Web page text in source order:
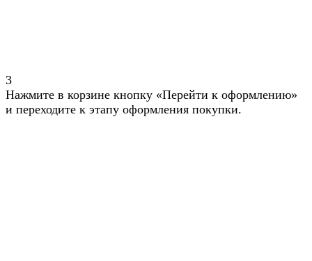
3
Нажмите в корзине кнопку «Перейти к оформлению»
и переходите к этапу оформления покупки.